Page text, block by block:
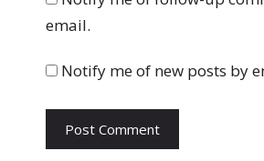
i
t
e
email.
Notify me of new posts by